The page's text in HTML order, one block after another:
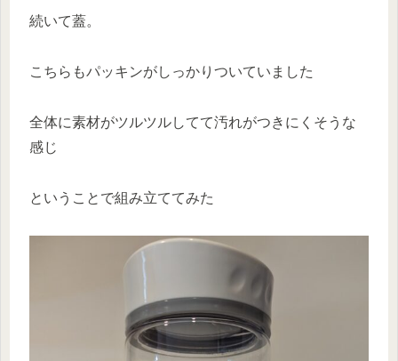
続いて蓋。
こちらもパッキンがしっかりついていました
全体に素材がツルツルしてて汚れがつきにくそうな
感じ
ということで組み立ててみた